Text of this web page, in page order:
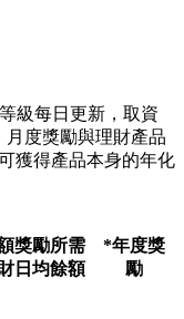
級每日更新，取資
月度獎勵與理財產品
獲得產品本身的年化
獎勵所需
日均餘額
*年度獎
勵